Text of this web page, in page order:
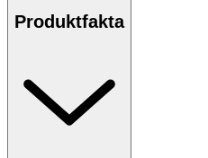
Produktfakta